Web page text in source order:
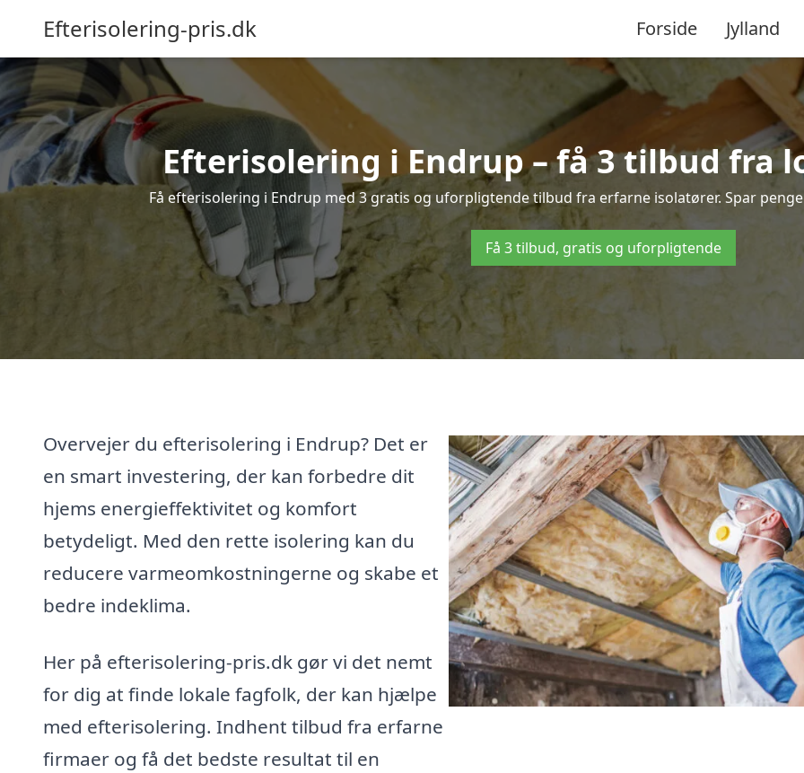
Efterisolering-pris.dk Forside Jylland
Efterisolering i Endrup – få 3 tilbud fra
Få efterisolering i Endrup med 3 gratis og uforpligtende tilbud fra erfarne isolatører. Spar
Få 3 tilbud, gratis og uforpligtende
Overvejer du efterisolering i Endrup? Det er
en smart investering, der kan forbedre dit
hjems energieffektivitet og komfort
betydeligt. Med den rette isolering kan du
reducere varmeomkostningerne og skabe et
bedre indeklima.
Her på efterisolering-pris.dk gør vi det nemt
for dig at finde lokale fagfolk, der kan hjælpe
med efterisolering. Indhent tilbud fra erfarne
firmaer og få det bedste resultat til en